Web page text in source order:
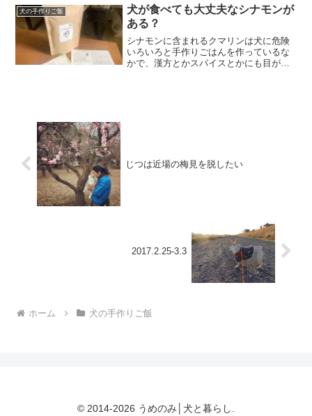
数ある動物性タンパク質の中でも良質だ
と知り、これをメインとし...
犬の手作りご飯
犬が食べても大丈夫なシナモンが
ある？
シナモンに含まれるクマリンは犬に危険
いろいろと手作りごはんを作っているな
かで、漢方とかスパイスとかにも目がい
じつは近場の梅見を脱したい
2017.2.25-3.3
ホーム 犬の手作りご飯
© 2014-2026 うめのみ│犬と暮らし.